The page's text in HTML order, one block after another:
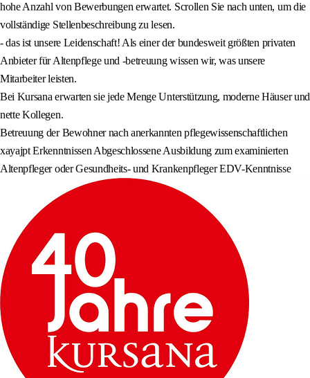
hohe Anzahl von Bewerbungen erwartet. Scrollen Sie nach unten, um die
vollständige Stellenbeschreibung zu lesen.
- das ist unsere Leidenschaft! Als einer der bundesweit größten privaten
Anbieter für Altenpflege und -betreuung wissen wir, was unsere
Mitarbeiter leisten.
Bei Kursana erwarten sie jede Menge Unterstützung, moderne Häuser und
nette Kollegen.
Betreuung der Bewohner nach anerkannten pflegewissenschaftlichen
xayajpt Erkenntnissen Abgeschlossene Ausbildung zum examinierten
Altenpfleger oder Gesundheits- und Krankenpfleger EDV-Kenntnisse